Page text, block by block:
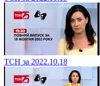
ТСН за 2022.10.18